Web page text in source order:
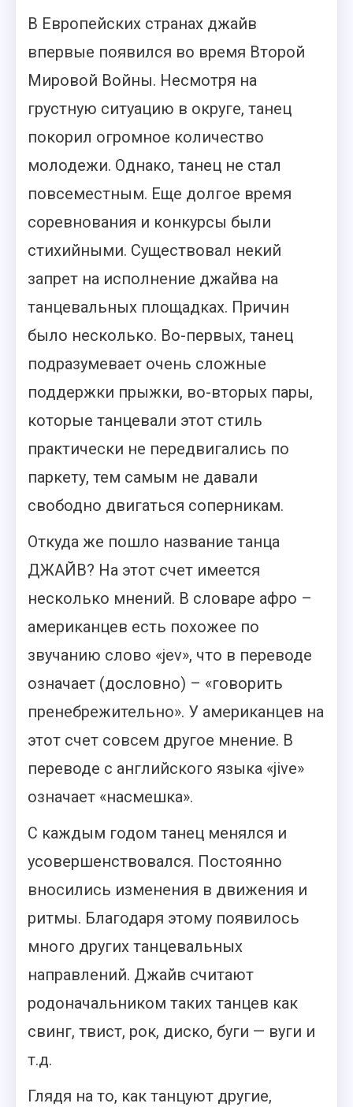
В Европейских странах джайв
впервые появился во время Второй
Мировой Войны. Несмотря на
грустную ситуацию в округе, танец
покорил огромное количество
молодежи. Однако, танец не стал
повсеместным. Еще долгое время
соревнования и конкурсы были
стихийными. Существовал некий
запрет на исполнение джайва на
танцевальных площадках. Причин
было несколько. Во-первых, танец
подразумевает очень сложные
поддержки прыжки, во-вторых пары,
которые танцевали этот стиль
практически не передвигались по
паркету, тем самым не давали
свободно двигаться соперникам.
Откуда же пошло название танца
ДЖАЙВ? На этот счет имеется
несколько мнений. В словаре афро –
американцев есть похожее по
звучанию слово «jev», что в переводе
означает (дословно) – «говорить
пренебрежительно». У американцев на
этот счет совсем другое мнение. В
переводе с английского языка «jive»
означает «насмешка».
С каждым годом танец менялся и
усовершенствовался. Постоянно
вносились изменения в движения и
ритмы. Благодаря этому появилось
много других танцевальных
направлений. Джайв считают
родоначальником таких танцев как
cвинг, твист, рок, диско, буги — вуги и
т.д.
Глядя на то, как танцуют другие,